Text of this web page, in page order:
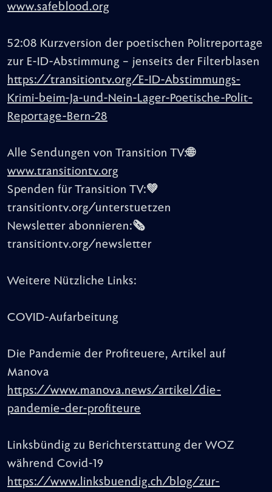
www.safeblood.org
52:08 Kurzversion der poetischen Politreportage
zur E-ID-Abstimmung – jenseits der Filterblasen
https://transitiontv.org/E-ID-Abstimmungs-
Krimi-beim-Ja-und-Nein-Lager-Poetische-Polit-
Reportage-Bern-28
Alle Sendungen von Transition TV:🌐
www.transitiontv.org
Spenden für Transition TV:💚
transitiontv.org/unterstuetzen
Newsletter abonnieren:🗞️
transitiontv.org/newsletter
Weitere Nützliche Links:
COVID-Aufarbeitung
Die Pandemie der Profiteuere, Artikel auf
Manova
https://www.manova.news/artikel/die-
pandemie-der-profiteure
Linksbündig zu Berichterstattung der WOZ
während Covid-19
https://www.linksbuendig.ch/blog/zur-